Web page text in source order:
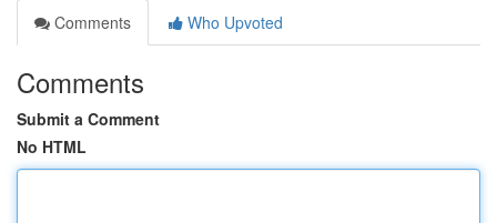
Comments
Who Upvoted
Comments
Submit a Comment
No HTML